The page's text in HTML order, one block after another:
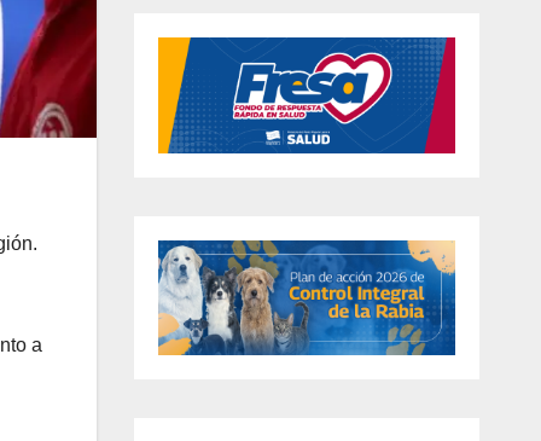
a